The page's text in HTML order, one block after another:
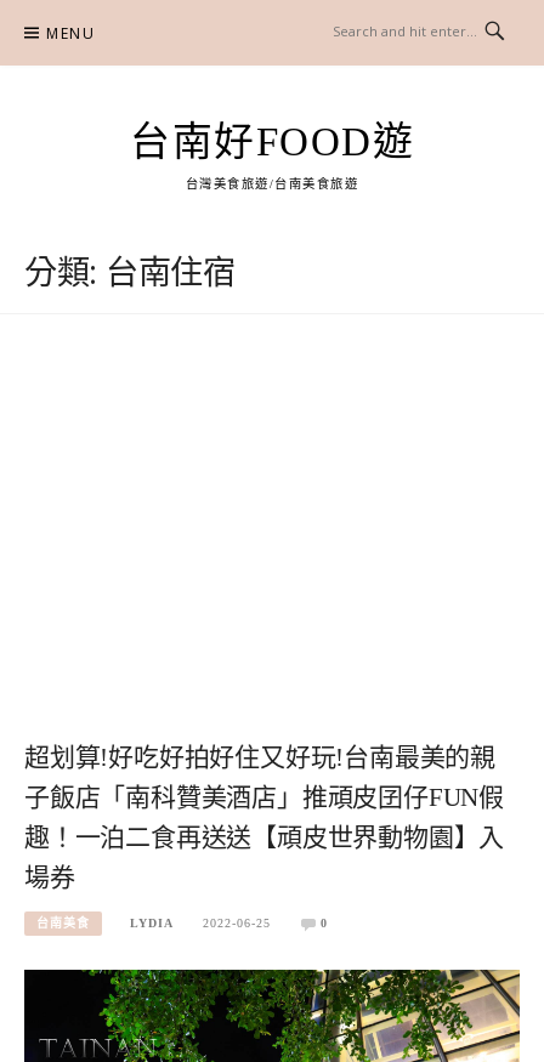
content
MENU
台南好FOOD遊
台灣美食旅遊/台南美食旅遊
分類: 台南住宿
超划算!好吃好拍好住又好玩!台南最美的親
子飯店「南科贊美酒店」推頑皮囝仔FUN假
趣！一泊二食再送送【頑皮世界動物園】入
場券
台南美食 LYDIA 2022-06-25 0